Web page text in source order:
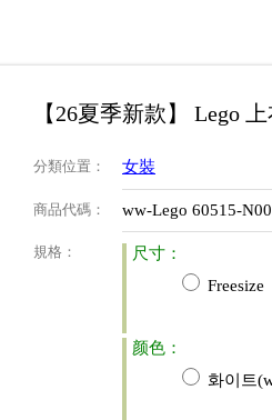
【26夏季新款】 Lego
分類位置 ： 女裝
商品代碼 ： ww-Lego 60515-
規格 ：
尺寸：
Freesize
颜色：
화이트